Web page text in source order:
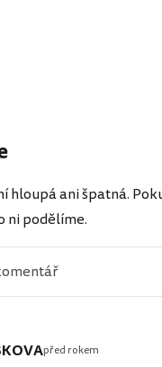
hloupá ani špatná.
ni podělíme.
před rokem